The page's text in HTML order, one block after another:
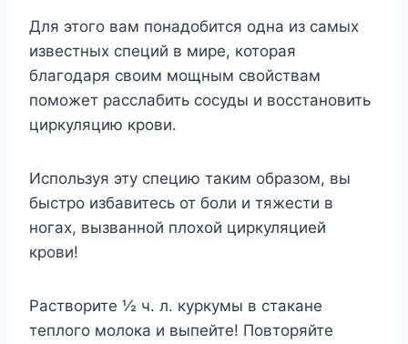
Для этого вам понадобится одна из самых
известных специй в мире, которая
благодаря своим мощным свойствам
поможет расслабить сосуды и восстановить
циркуляцию крови.
Используя эту специю таким образом, вы
быстро избавитесь от боли и тяжести в
ногах, вызванной плохой циркуляцией
крови!
Растворите ½ ч. л. куркумы в стакане
теплого молока и выпейте! Повторяйте